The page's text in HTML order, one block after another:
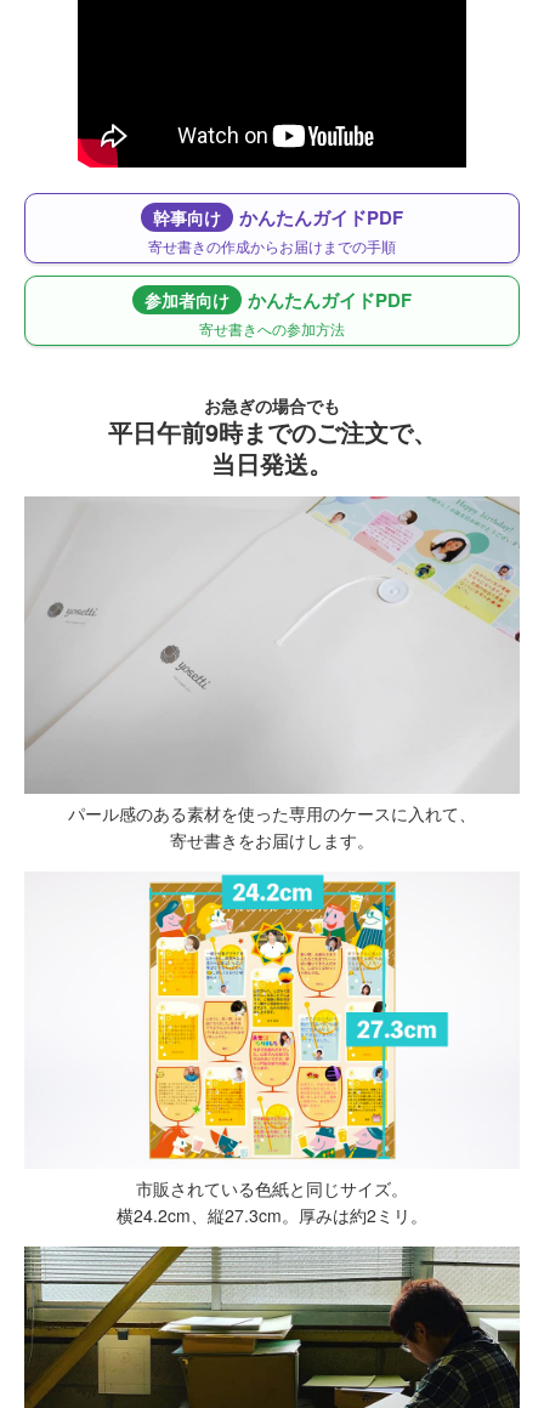
幹事向け かんたんガイドPDF
寄せ書きの作成からお届けまでの手順
参加者向け かんたんガイドPDF
寄せ書きへの参加方法
お急ぎの場合でも
平日午前9時までのご注文で、
当日発送。
パール感のある素材を使った専用のケースに入れて、
寄せ書きをお届けします。
市販されている色紙と同じサイズ。
横24.2cm、縦27.3cm。厚みは約2ミリ。